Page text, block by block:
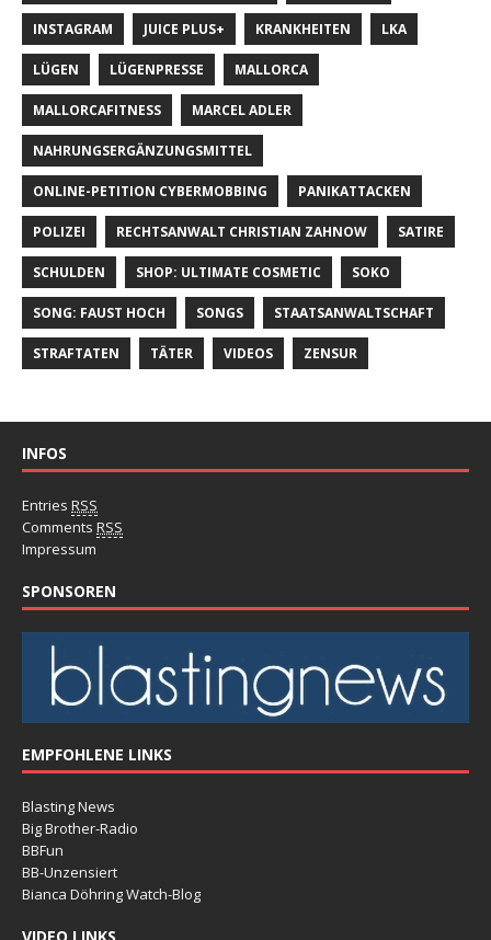
INSTAGRAM JUICE PLUS+ KRANKHEITEN LKA
LÜGEN LÜGENPRESSE MALLORCA
MALLORCAFITNESS MARCEL ADLER
NAHRUNGSERGÄNZUNGSMITTEL
ONLINE-PETITION CYBERMOBBING PANIKATTACKEN
POLIZEI RECHTSANWALT CHRISTIAN ZAHNOW SATIRE
SCHULDEN SHOP: ULTIMATE COSMETIC SOKO
SONG: FAUST HOCH SONGS STAATSANWALTSCHAFT
STRAFTATEN TÄTER VIDEOS ZENSUR
INFOS
Entries RSS
Comments RSS
Impressum
SPONSOREN
EMPFOHLENE LINKS
Blasting News
Big Brother-Radio
BBFun
BB-Unzensiert
Bianca Döhring Watch-Blog
VIDEO LINKS